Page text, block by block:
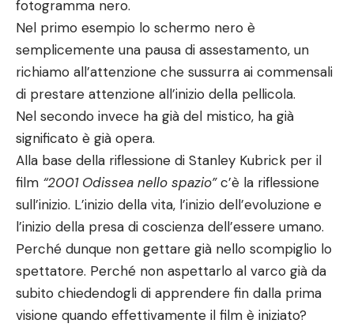
fotogramma nero.
Nel primo esempio lo schermo nero è
semplicemente una pausa di assestamento, un
richiamo all’attenzione che sussurra ai commensali
di prestare attenzione all’inizio della pellicola.
Nel secondo invece ha già del mistico, ha già
significato è già opera.
Alla base della riflessione di Stanley Kubrick per il
film “2001 Odissea nello spazio”c’è la riflessione
sull’inizio. L’inizio della vita, l’inizio dell’evoluzione e
l’inizio della presa di coscienza dell’essere umano.
Perché dunque non gettare già nello scompiglio lo
spettatore. Perché non aspettarlo al varco già da
subito chiedendogli di apprendere fin dalla prima
visione quando effettivamente il film è iniziato?